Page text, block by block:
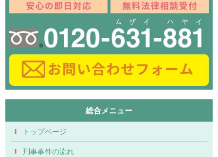
総合メニュー
トップページ
刑事事件の流れ